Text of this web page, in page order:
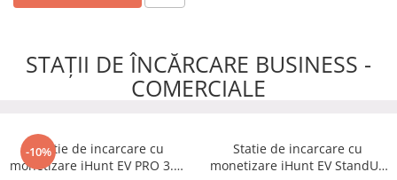
STAȚII DE ÎNCĂRCARE BUSINESS -
COMERCIALE
-10%
Statie de incarcare cu
monetizare iHunt EV PRO 3.5 -
Statie de incarcare cu
monetizare iHunt EV StandUP